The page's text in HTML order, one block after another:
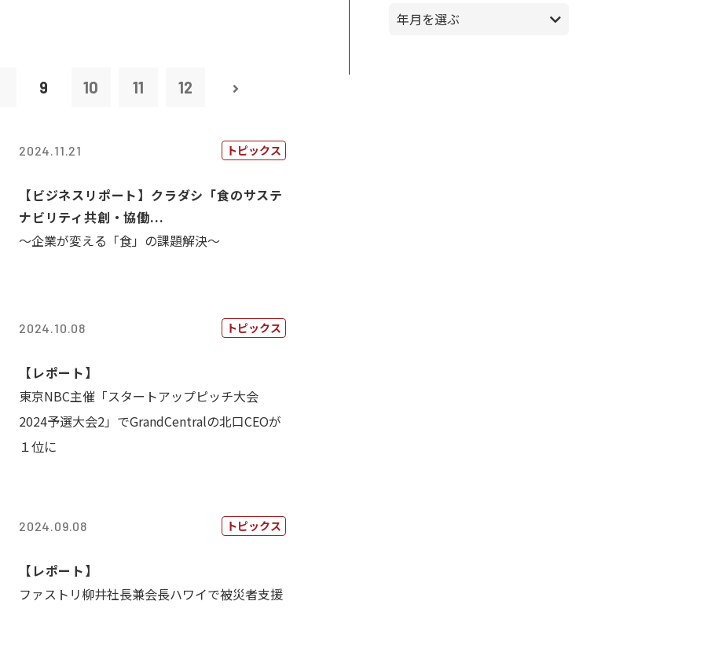
9 10 11 12
2024.11.21 トピックス
【ビジネスリポート】クラダシ「食のサステ
ナビリティ共創・協働...
～企業が変える「食」の課題解決～
2024.10.08 トピックス
【レポート】
東京NBC主催「スタートアップピッチ大会
2024予選大会2」でGrandCentralの北口CEOが
１位に
2024.09.08 トピックス
【レポート】
ファストリ柳井社長兼会長ハワイで被災者支援
年月を選ぶ